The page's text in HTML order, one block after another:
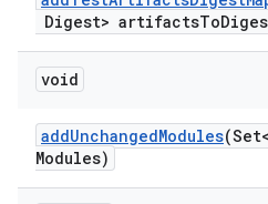
Digest> artifactsTo
void
addUnchangedModules
Modules)